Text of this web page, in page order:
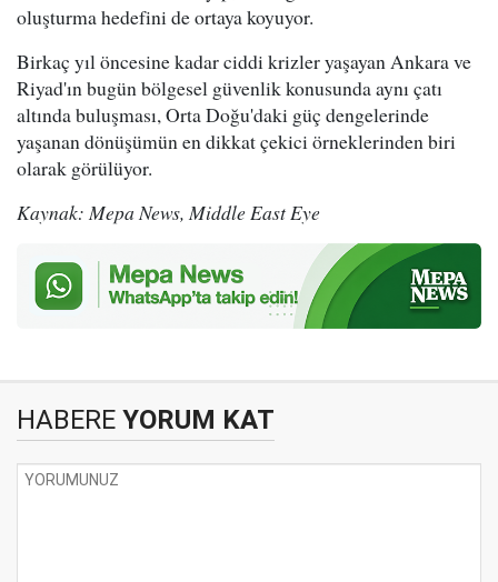
oluşturma hedefini de ortaya koyuyor.
Birkaç yıl öncesine kadar ciddi krizler yaşayan Ankara ve
Riyad'ın bugün bölgesel güvenlik konusunda aynı çatı
altında buluşması, Orta Doğu'daki güç dengelerinde
yaşanan dönüşümün en dikkat çekici örneklerinden biri
olarak görülüyor.
Kaynak: Mepa News, Middle East Eye
HABERE YORUM KAT